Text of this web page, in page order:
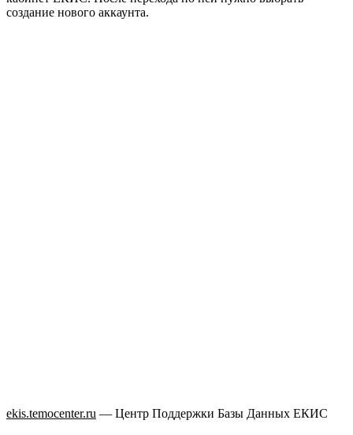
создание нового аккаунта.
ekis.temocenter.ru — Центр Поддержки Базы Данных ЕКИС